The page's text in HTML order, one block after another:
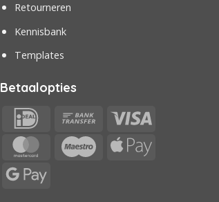
Retourneren
Kennisbank
Templates
Betaalopties
IDeal
Bank
MasterCard Maestro Apple
Google